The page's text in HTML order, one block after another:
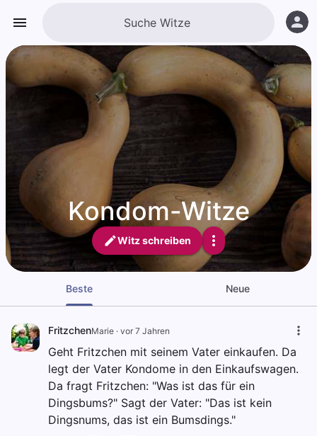
Kondom-Witze
Witz schreiben
Beste Neue
FritzchenMarie · vor 7 Jahren
Geht Fritzchen mit seinem Vater einkaufen. Da
legt der Vater Kondome in den Einkaufswagen.
Da fragt Fritzchen: "Was ist das für ein
Dingsbums?" Sagt der Vater: "Das ist kein
Dingsnums, das ist ein Bumsdings."